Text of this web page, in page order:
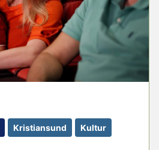
Kristiansund Kultur